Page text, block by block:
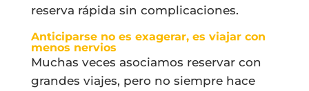
reserva rápida sin complicaciones.
Anticiparse no es exagerar, es viajar con
menos nervios
Muchas veces asociamos reservar con
grandes viajes, pero no siempre hace